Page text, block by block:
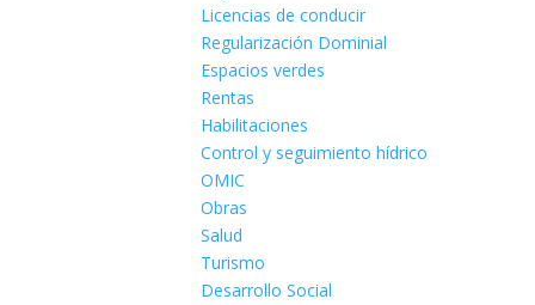
Licencias de conducir
Regularización Dominial
Espacios verdes
Rentas
Habilitaciones
Control y seguimiento hídrico
OMIC
Obras
Salud
Turismo
Desarrollo Social